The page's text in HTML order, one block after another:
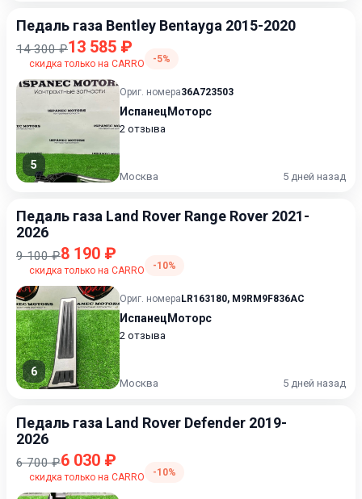
Педаль газа Bentley Bentayga 2015-2020
14 300 ₽13 585 ₽
скидка только на CARRO -5%
5
Ориг. номера36A723503
ИспанецМоторс
2 отзыва
Москва 5 дней назад
Педаль газа Land Rover Range Rover 2021-
2026
9 100 ₽8 190 ₽
скидка только на CARRO -10%
6
Ориг. номера LR163180, M9RM9F836AC
ИспанецМоторс
2 отзыва
Москва 5 дней назад
Педаль газа Land Rover Defender 2019-
2026
6 700 ₽6 030 ₽
скидка только на CARRO -10%